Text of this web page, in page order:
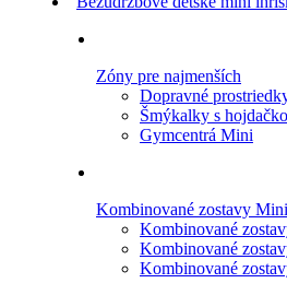
Zóny pre najmenších
Dopravné
Šmýkalky s
Gymcentrá Mini
Kombinované zostavy Mini
Kombinované
Kombinované
Kombinované